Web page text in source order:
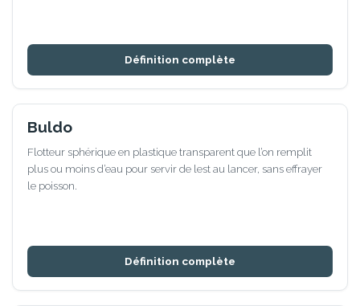
Définition complète
Buldo
Flotteur sphérique en plastique transparent que l’on remplit
plus ou moins d’eau pour servir de lest au lancer, sans effrayer
le poisson.
Définition complète